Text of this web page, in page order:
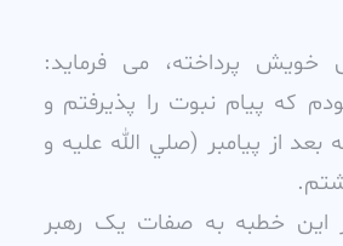
پرداخته، مى فرمايد:
که پيام نبوت را پذيرفتم و
از پيامبر (صلي الله عليه و
اين خطبه به صفات يک رهبر